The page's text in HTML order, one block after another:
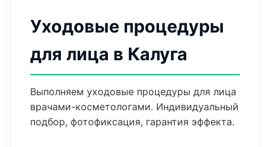
Уходовые процедуры
для лица в Калуга
Выполняем уходовые процедуры для лица
врачами-косметологами. Индивидуальный
подбор, фотофиксация, гарантия эффекта.